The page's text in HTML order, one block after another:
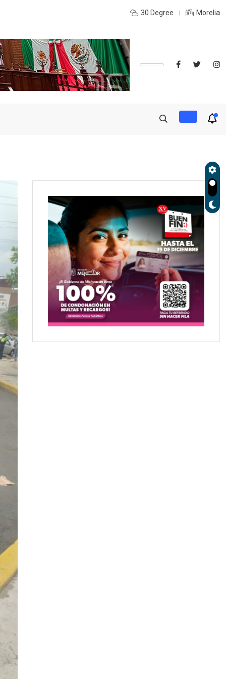
DEL ESTADO Y DESEAS ESTUDIAR UNA LICENCIATURA?,
30 Degree Morelia